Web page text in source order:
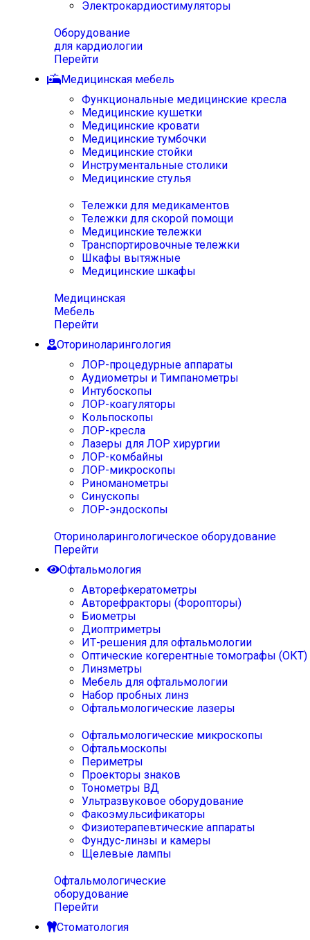
Электрокардиостимуляторы
Оборудование
для кардиологии
Перейти
Медицинская мебель
Функциональные медицинские кресла
Медицинские кушетки
Медицинские кровати
Медицинские тумбочки
Медицинские стойки
Инструментальные столики
Медицинские стулья
Тележки для медикаментов
Тележки для скорой помощи
Медицинские тележки
Транспортировочные тележки
Шкафы вытяжные
Медицинские шкафы
Медицинская
Мебель
Перейти
Оториноларингология
ЛОР-процедурные аппараты
Аудиометры и Тимпанометры
Интубоскопы
ЛОР-коагуляторы
Кольпоскопы
ЛОР-кресла
Лазеры для ЛОР хирургии
ЛОР-комбайны
ЛОР-микроскопы
Риноманометры
Синускопы
ЛОР-эндоскопы
Оториноларингологическое оборудование
Перейти
Офтальмология
Авторефкератометры
Авторефракторы (Форопторы)
Биометры
Диоптриметры
ИТ-решения для офтальмологии
Оптические когерентные томографы (ОКТ)
Линзметры
Мебель для офтальмологии
Набор пробных линз
Офтальмологические лазеры
Офтальмологические микроскопы
Офтальмоскопы
Периметры
Проекторы знаков
Тонометры ВД
Ультразвуковое оборудование
Факоэмульсификаторы
Физиотерапевтические аппараты
Фундус-линзы и камеры
Щелевые лампы
Офтальмологические
оборудование
Перейти
Стоматология